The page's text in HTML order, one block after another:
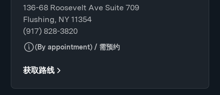
136-68 Roosevelt Ave Suite 709
Flushing, NY 11354
(917) 828-3820
(By appointment) / 需预约
获取路线